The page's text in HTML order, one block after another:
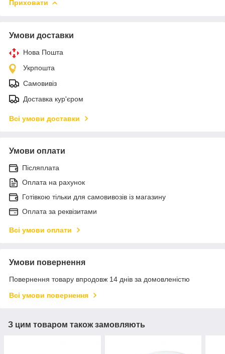
Приховати
Умови доставки
Нова Пошта
Укрпошта
Самовивіз
Доставка кур'єром
Всі умови доставки
Умови оплати
Післяплата
Оплата на рахунок
Готівкою тільки для самовивозів із магазину
Оплата за реквізитами
Всі умови оплати
Умови повернення
Повернення товару впродовж 14 днів за домовленістю
Всі умови повернення
З цим товаром також замовляють